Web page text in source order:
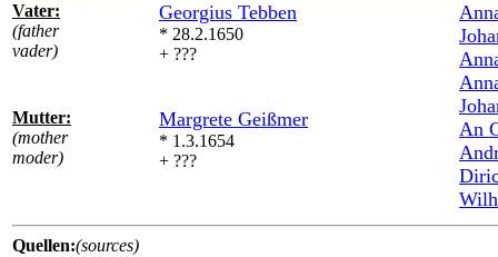
Vater:
(father
vader)
Georgius Tebben
* 28.2.1650
+ ???
An
Mutter:
(mother
moder)
Margrete Geißmer
* 1.3.1654
+ ???
Quellen:(sources)